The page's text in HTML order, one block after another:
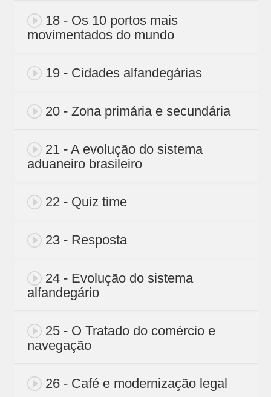
18 - Os 10 portos mais
movimentados do mundo
19 - Cidades alfandegárias
20 - Zona primária e secundária
21 - A evolução do sistema
aduaneiro brasileiro
22 - Quiz time
23 - Resposta
24 - Evolução do sistema
alfandegário
25 - O Tratado do comércio e
navegação
26 - Café e modernização legal